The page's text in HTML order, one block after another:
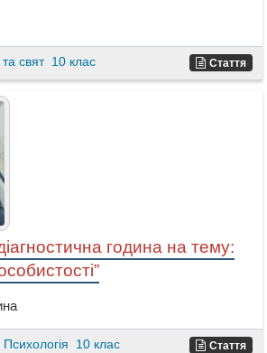
свят 10 клас Стаття
година на тему:
Психологія 10 клас Стаття